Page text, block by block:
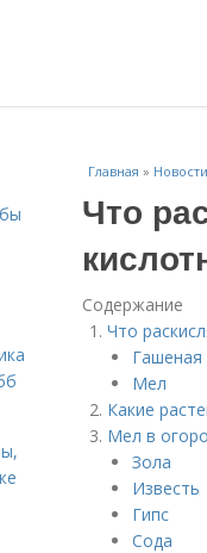
Главная » Новости
Что
Содержание
Что
Гашеная
Мел
Какие
Мел в
Зола
Известь
Гипс
Сода